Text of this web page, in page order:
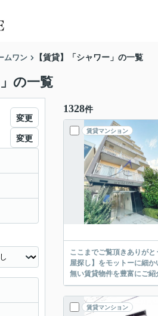
ムワン 【賃貸】「シャワー」の一覧
の一覧
1328件
賃貸マンション
ここまでご覧頂きありがとうございます。 お部屋探しの際には、皆さまそれぞれこだわりの条
屋探し】をモットーに細かいヒアリン
賃貸マンション
変更
変更